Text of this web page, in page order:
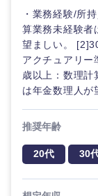
・業務経験/所
算業務未経験者
望ましい。
アクチュアリ
歳以上：数理計
は年金数理人が
推奨年齢
20代 30